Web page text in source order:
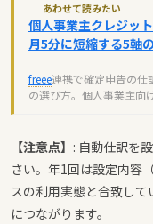
あわせて読みたい
個人事業主クレジッ
月5分に短縮する5軸
freee連携で確定申告の仕
の選び方。個人事業主向
【注意点】 : 自動仕訳を
さい。年1回は設定内容
スの利用実態と合致し
につながります。